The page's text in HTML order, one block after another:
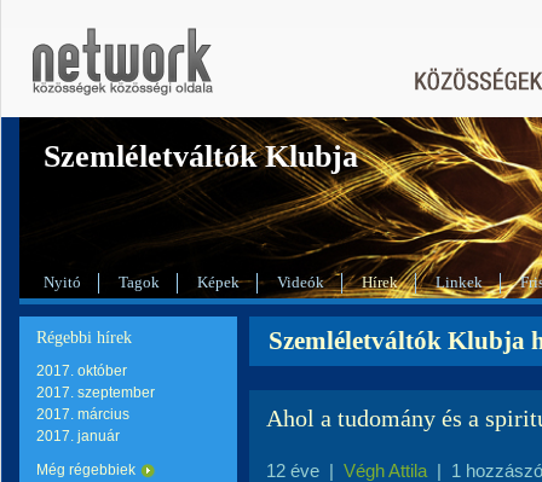
Szemléletváltók Klubja
Nyitó Tagok Képek Videók Hírek Linkek
Régebbi hírek
2017. október
2017. szeptember
2017. március
2017. január
Még régebbiek
Szemléletváltók Klubja
Ahol a tudomány és a
12 éve | Végh Attila | 1